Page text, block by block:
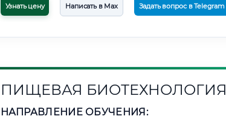
Узнать цену Написать в Max Задать вопрос в Telegram
ПИЩЕВАЯ БИОТЕХНОЛОГИЯ
НАПРАВЛЕНИЕ ОБУЧЕНИЯ: